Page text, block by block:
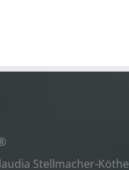
Stellmacher-Köthe